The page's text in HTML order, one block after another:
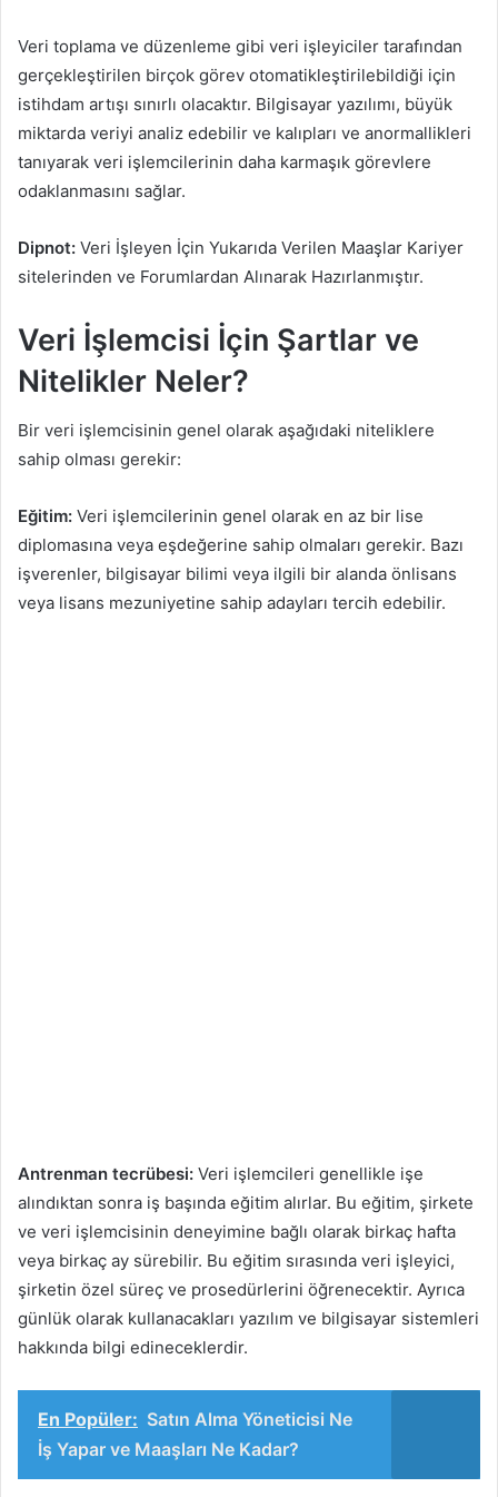
Veri toplama ve düzenleme gibi veri işleyiciler tarafından
gerçekleştirilen birçok görev otomatikleştirilebildiği için
istihdam artışı sınırlı olacaktır. Bilgisayar yazılımı, büyük
miktarda veriyi analiz edebilir ve kalıpları ve anormallikleri
tanıyarak veri işlemcilerinin daha karmaşık görevlere
odaklanmasını sağlar.
Dipnot: Veri İşleyen İçin Yukarıda Verilen Maaşlar Kariyer
sitelerinden ve Forumlardan Alınarak Hazırlanmıştır.
Veri İşlemcisi İçin Şartlar ve
Nitelikler Neler?
Bir veri işlemcisinin genel olarak aşağıdaki niteliklere
sahip olması gerekir:
Eğitim: Veri işlemcilerinin genel olarak en az bir lise
diplomasına veya eşdeğerine sahip olmaları gerekir. Bazı
işverenler, bilgisayar bilimi veya ilgili bir alanda önlisans
veya lisans mezuniyetine sahip adayları tercih edebilir.
Antrenman tecrübesi: Veri işlemcileri genellikle işe
alındıktan sonra iş başında eğitim alırlar. Bu eğitim, şirkete
ve veri işlemcisinin deneyimine bağlı olarak birkaç hafta
veya birkaç ay sürebilir. Bu eğitim sırasında veri işleyici,
şirketin özel süreç ve prosedürlerini öğrenecektir. Ayrıca
günlük olarak kullanacakları yazılım ve bilgisayar sistemleri
hakkında bilgi edineceklerdir.
En Popüler: Satın Alma Yöneticisi Ne
İş Yapar ve Maaşları Ne Kadar?